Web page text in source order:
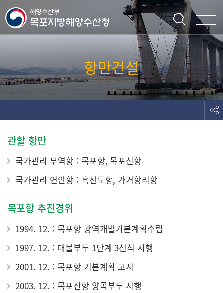
본문 바로가기
주메뉴 바로가기
항만건설
관할 항만
국가관리 무역항 : 목포항, 목포신항
국가관리 연안항 : 흑산도항, 가거항리항
목포항 추진경위
1994. 12. : 목포항 광역개발기본계획수립
1997. 12. : 대불부두 1단계 3선식 시행
2001. 12. : 목포항 기본계획 고시
2003. 12. : 목포신항 양곡부두 시행